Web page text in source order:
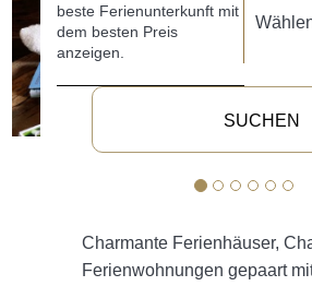
beste Ferienunterkunft mit
dem besten Preis
anzeigen.
SUCHEN
Charmante Ferienhäuser,
Ferienwohnungen gepaart